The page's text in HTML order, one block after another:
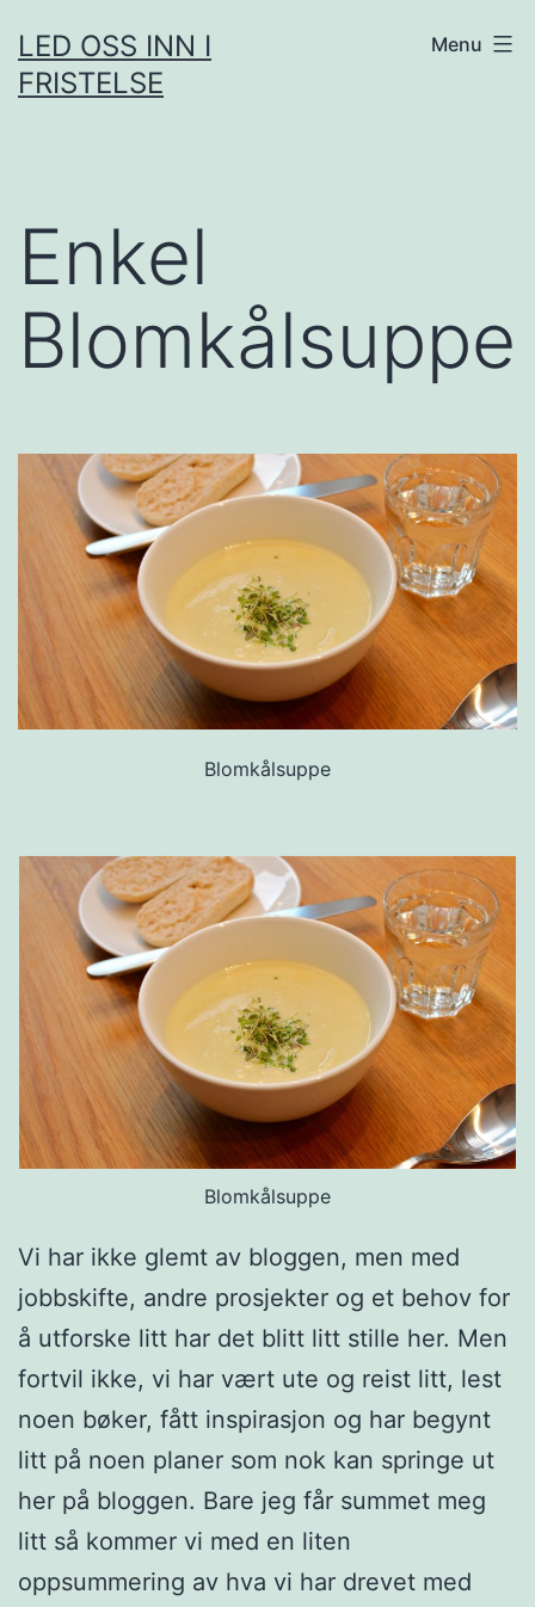
to
content
LED OSS INN I
FRISTELSE
Menu
Enkel
Blomkålsuppe
Blomkålsuppe
Blomkålsuppe
Vi har ikke glemt av bloggen, men med
jobbskifte, andre prosjekter og et behov for
å utforske litt har det blitt litt stille her. Men
fortvil ikke, vi har vært ute og reist litt, lest
noen bøker, fått inspirasjon og har begynt
litt på noen planer som nok kan springe ut
her på bloggen. Bare jeg får summet meg
litt så kommer vi med en liten
oppsummering av hva vi har drevet med